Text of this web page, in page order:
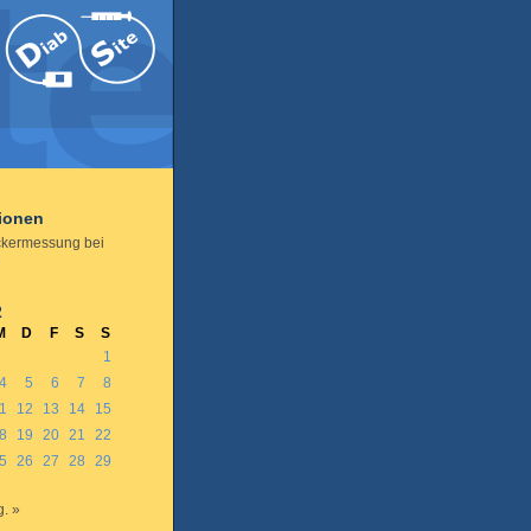
bei
D F S
S
1
4 5 6 7
8
12 13 14
15
19 20 21
22
26 27 28
29
»